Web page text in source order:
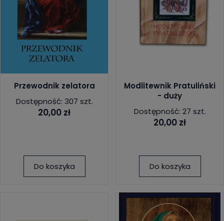
Przewodnik zelatora
Dostępność: 307 szt.
20,00 zł
Do koszyka
Modlitewnik Pratuliński
- duży
Dostępność: 27 szt.
20,00 zł
Do koszyka